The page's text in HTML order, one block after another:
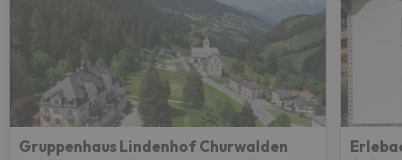
Gruppenhaus Lindenhof Churwalden